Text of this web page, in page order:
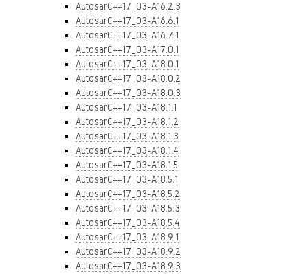
AutosarC++17_03-A16.2.3
AutosarC++17_03-A16.6.1
AutosarC++17_03-A16.7.1
AutosarC++17_03-A17.0.1
AutosarC++17_03-A18.0.1
AutosarC++17_03-A18.0.2
AutosarC++17_03-A18.0.3
AutosarC++17_03-A18.1.1
AutosarC++17_03-A18.1.2
AutosarC++17_03-A18.1.3
AutosarC++17_03-A18.1.4
AutosarC++17_03-A18.1.5
AutosarC++17_03-A18.5.1
AutosarC++17_03-A18.5.2
AutosarC++17_03-A18.5.3
AutosarC++17_03-A18.5.4
AutosarC++17_03-A18.9.1
AutosarC++17_03-A18.9.2
AutosarC++17_03-A18.9.3